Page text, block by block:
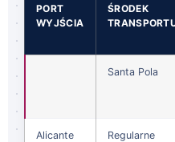
PORT
WYJŚCIA
ŚRODEK
Santa Pola
Alicante
Regularne